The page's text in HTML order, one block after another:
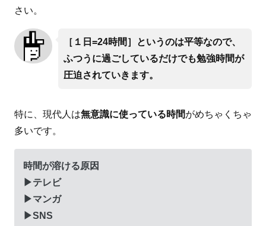
さい。
［１日=24時間］というのは平等なので、
ふつうに過ごしているだけでも勉強時間が
圧迫されていきます。
特に、現代人は無意識に使っている時間がめちゃくちゃ
多いです。
時間が溶ける原因
▶テレビ
▶マンガ
▶SNS